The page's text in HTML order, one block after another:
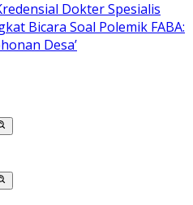
Dokter Spesialis
Bicara Soal Polemik FABA:
Desa’